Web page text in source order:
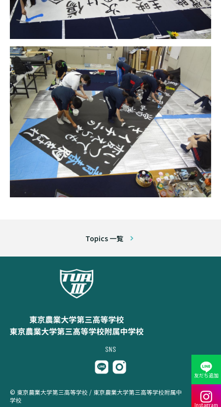
Instagram
友だち追加
Topics 一覧
© 東京農業大学第三高等学校 / 東京農業大学第三高等学校附属中
学校